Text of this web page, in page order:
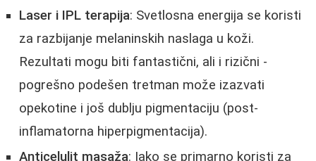
Laser i IPL terapija: Svetlosna energija se koristi
za razbijanje melaninskih naslaga u koži.
Rezultati mogu biti fantastični, ali i rizični -
pogrešno podešen tretman može izazvati
opekotine i još dublju pigmentaciju (post-
inflamatorna hiperpigmentacija).
Anticelulit masaža: Iako se primarno koristi za